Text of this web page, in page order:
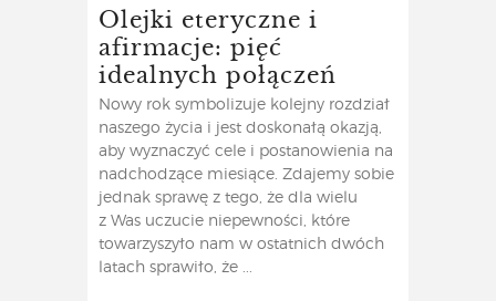
Olejki eteryczne i
afirmacje: pięć
idealnych połączeń
Nowy rok symbolizuje kolejny rozdział
naszego życia i jest doskonałą okazją,
aby wyznaczyć cele i postanowienia na
nadchodzące miesiące. Zdajemy sobie
jednak sprawę z tego, że dla wielu
z Was uczucie niepewności, które
towarzyszyło nam w ostatnich dwóch
latach sprawiło, że ...